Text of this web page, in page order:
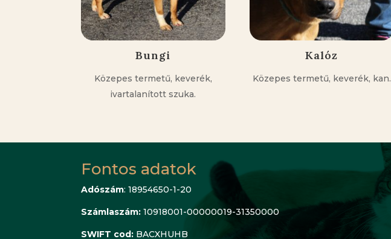
Bungi
Közepes termetű, keverék,
ivartalanított szuka.
Kalóz
Közepes termetű, keverék, kan.
Fontos adatok
Adószám: 18954650-1-20
Számlaszám:10918001-00000019-31350000
SWIFT cod: BACXHUHB